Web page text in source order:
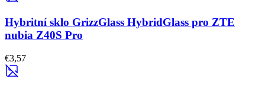
Hybritní sklo GrizzGlass HybridGlass pro ZTE
nubia Z40S Pro
€3,57